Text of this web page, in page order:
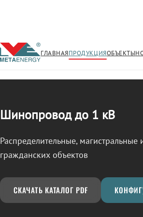
ГЛАВНАЯПРОДУКЦИЯОБЪЕКТЫ
← Продукция/ШИНОПРОВОД
Шинопровод до 1 кВ
Распределительные,
гражданских объектов
СКАЧАТЬ КАТАЛОГ PDF